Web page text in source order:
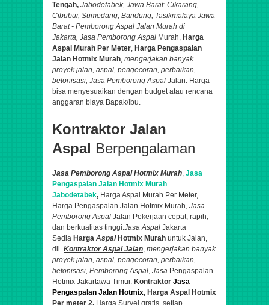
Tengah, Jabodetabek, Jawa Barat: Cikarang,
Cibubur, Sumedang, Bandung​, Tasikmalaya Jawa
Barat - Pemborong Aspal Jalan Murah di
Jakarta, Jasa Pemborong Aspal Murah, Harga
Aspal Murah Per Meter, Harga Pengaspalan
Jalan Hotmix Murah, mengerjakan banyak
proyek jalan, aspal, pengecoran, perbaikan,
betonisasi, Jasa Pemborong Aspal Jalan. Harga
bisa menyesuaikan dengan budget atau rencana
anggaran biaya Bapak/Ibu.
Kontraktor Jalan
Aspal Berpengalaman
Jasa Pemborong Aspal Hotmix Murah, Jasa
Pengaspalan Jalan Hotmix Murah
Jabodetabek, Harga Aspal Murah Per Meter,
Harga Pengaspalan Jalan Hotmix Murah, Jasa
Pemborong Aspal Jalan Pekerjaan cepat, rapih,
dan berkualitas tinggi.Jasa Aspal Jakarta
Sedia Harga AspalHotmix Murah untuk Jalan,
dll. KontraktorAspal Jalan, mengerjakan banyak
proyek jalan, aspal, pengecoran, perbaikan,
betonisasi, Pemborong Aspal, Jasa Pengaspalan
Hotmix Jakartawa Timur. Kontraktor Jasa
Pengaspalan Jalan Hotmix, Harga Aspal Hotmix